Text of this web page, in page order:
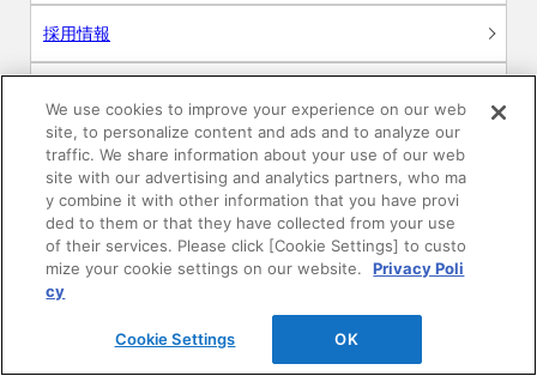
採用情報
Global
製品情報
We use cookies to improve your experience on our web
site, to personalize content and ads and to analyze our
traffic. We share information about your use of our web
site with our advertising and analytics partners, who ma
y combine it with other information that you have provi
ded to them or that they have collected from your use
of their services. Please click [Cookie Settings] to custo
mize your cookie settings on our website.
Privacy Poli
cy
Cookie Settings OK